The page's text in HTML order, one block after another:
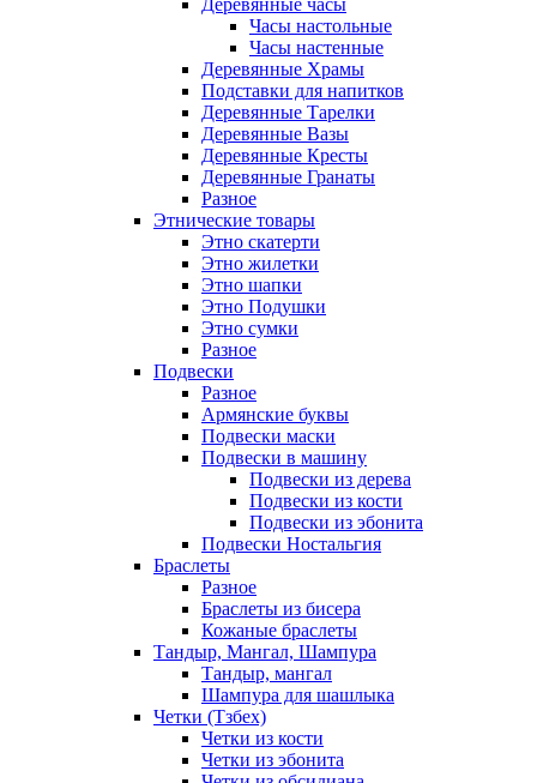
Деревянные часы
Часы настольные
Часы настенные
Деревянные Храмы
Подставки для напитков
Деревянные Тарелки
Деревянные Вазы
Деревянные Кресты
Деревянные Гранаты
Разное
Этнические товары
Этно скатерти
Этно жилетки
Этно шапки
Этно Подушки
Этно сумки
Разное
Подвески
Разное
Армянские буквы
Подвески маски
Подвески в машину
Подвески из дерева
Подвески из кости
Подвески из эбонита
Подвески Ностальгия
Браслеты
Разное
Браслеты из бисера
Кожаные браслеты
Тандыр, Мангал, Шампура
Тандыр, мангал
Шампура для шашлыка
Четки (Тзбех)
Четки из кости
Четки из эбонита